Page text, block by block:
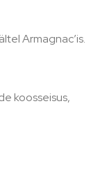
Armagnac’is.
koosseisus,